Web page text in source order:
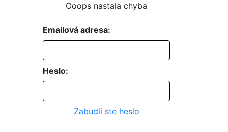
Ooops nastala chyba
Emailová adresa:
Heslo:
Zabudli ste heslo